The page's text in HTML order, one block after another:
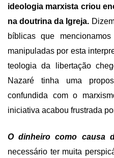
ideologia marxista criou
na doutrina da Igreja.
bíblicas que
manipuladas por esta
teologia da libertação
Nazaré tinha uma
confundida com o
iniciativa acabou frustrada
O dinheiro como causa
necessário ter muita